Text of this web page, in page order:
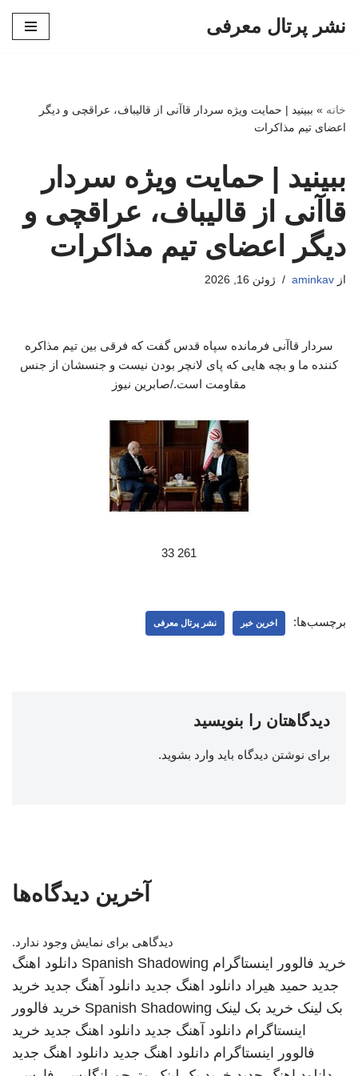
نشر پرتال معرفی
خانه » ببینید | حمایت ویژه سردار قاآنی از قالیباف، عراقچی و دیگر
اعضای تیم مذاکرات
ببینید | حمایت ویژه سردار
قاآنی از قالیباف، عراقچی و
دیگر اعضای تیم مذاکرات
از aminkav ژوئن 16, 2026
سردار قاآنی فرمانده سپاه قدس گفت که فرقی بین تیم مذاکره
کننده ما و بچه هایی که پای لانچر بودن نیست و جنسشان از جنس
مقاومت است./صابرین نیوز
261 33
برچسب‌ها: اخرین خبر نشر پرتال معرفی
دیدگاهتان را بنویسید
برای نوشتن دیدگاه باید وارد بشوید.
آخرین دیدگاه‌ها
دیدگاهی برای نمایش وجود ندارد.
خرید فالوور اینستاگرام Spanish Shadowing دانلود اهنگ
جدید حمید هیراد دانلود اهنگ جدید دانلود آهنگ جدید خرید
بک لینک خرید بک لینک Spanish Shadowing خرید فالوور
اینستاگرام دانلود آهنگ جدید دانلود اهنگ جدید خرید
فالوور اینستاگرام دانلود اهنگ جدید دانلود اهنگ جدید